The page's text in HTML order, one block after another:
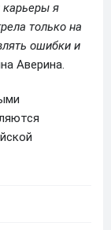
карьеры я
только на
ошибки и
Аверина.